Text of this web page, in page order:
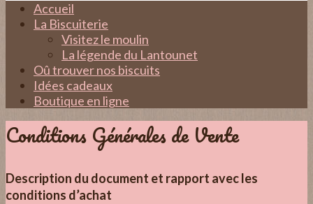
Accueil
La Biscuiterie
Visitez le moulin
La légende du Lantounet
Oû trouver nos biscuits
Idées cadeaux
Boutique en ligne
Conditions Générales de Vente
Description du document et rapport avec les
conditions d’achat